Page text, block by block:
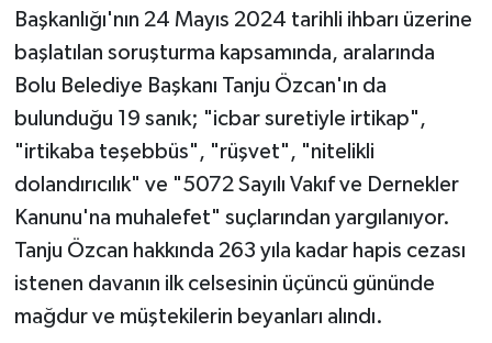
Başkanlığı'nın 24 Mayıs 2024 tarihli ihbarı üzerine
başlatılan soruşturma kapsamında, aralarında
Bolu Belediye Başkanı Tanju Özcan'ın da
bulunduğu 19 sanık; "icbar suretiyle irtikap",
"irtikaba teşebbüs", "rüşvet", "nitelikli
dolandırıcılık" ve "5072 Sayılı Vakıf ve Dernekler
Kanunu'na muhalefet" suçlarından yargılanıyor.
Tanju Özcan hakkında 263 yıla kadar hapis cezası
istenen davanın ilk celsesinin üçüncü gününde
mağdur ve müştekilerin beyanları alındı.